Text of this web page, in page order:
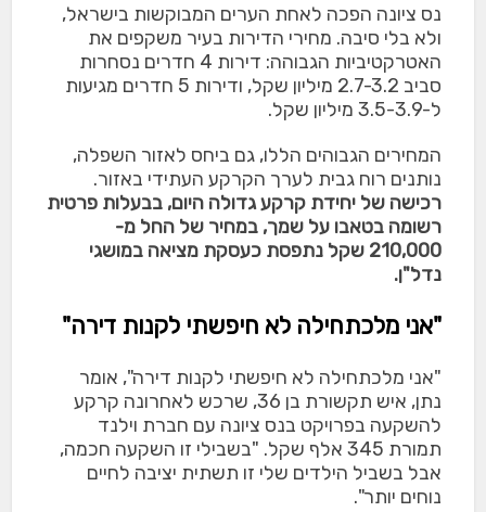
נס ציונה הפכה לאחת הערים המבוקשות בישראל,
ולא בלי סיבה. מחירי הדירות בעיר משקפים את
האטרקטיביות הגבוהה: דירות 4 חדרים נסחרות
סביב 2.7-3.2 מיליון שקל, ודירות 5 חדרים מגיעות
ל-3.5-3.9 מיליון שקל.
המחירים הגבוהים הללו, גם ביחס לאזור השפלה,
נותנים רוח גבית לערך הקרקע העתידי באזור.
רכישה של יחידת קרקע גדולה היום, בבעלות פרטית
רשומה בטאבו על שמך, במחיר של החל מ-
210,000 שקל נתפסת כעסקת מציאה במושגי
נדל"ן.
"אני מלכתחילה לא חיפשתי לקנות דירה"
"אני מלכתחילה לא חיפשתי לקנות דירה", אומר
נתן, איש תקשורת בן 36, שרכש לאחרונה קרקע
להשקעה בפרויקט בנס ציונה עם חברת וילנד
תמורת 345 אלף שקל. "בשבילי זו השקעה חכמה,
אבל בשביל הילדים שלי זו תשתית יציבה לחיים
נוחים יותר".